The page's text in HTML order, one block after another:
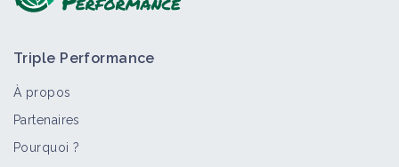
Triple Performance
À propos
Partenaires
Pourquoi ?